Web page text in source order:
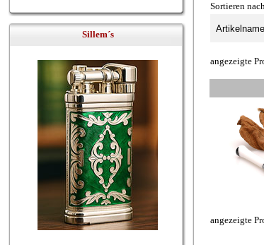
Sillem´s
Sortieren
angezeigte
angezeigte